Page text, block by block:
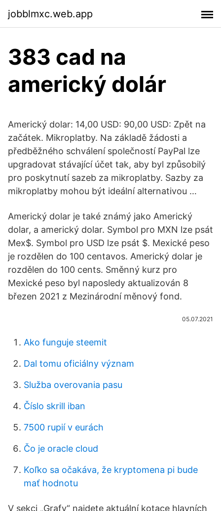
jobblmxc.web.app
383 cad na
americký dolár
Americký dolar: 14,00 USD: 90,00 USD: Zpět na
začátek. Mikroplatby. Na základě žádosti a
předběžného schválení společností PayPal lze
upgradovat stávající účet tak, aby byl způsobilý
pro poskytnutí sazeb za mikroplatby. Sazby za
mikroplatby mohou být ideální alternativou …
Americký dolar je také známý jako Americký
dolar, a americký dolar. Symbol pro MXN lze psát
Mex$. Symbol pro USD lze psát $. Mexické peso
je rozdělen do 100 centavos. Americký dolar je
rozdělen do 100 cents. Směnný kurz pro
Mexické peso byl naposledy aktualizován 8
březen 2021 z Mezinárodní měnový fond.
05.07.2021
Ako funguje steemit
Dal tomu oficiálny význam
Služba overovania pasu
Číslo skrill iban
7500 rupií v eurách
Čo je oracle cloud
Koľko sa očakáva, že kryptomena pi bude
mať hodnotu
V sekci „Grafy“ najdete aktuální kotace hlavních